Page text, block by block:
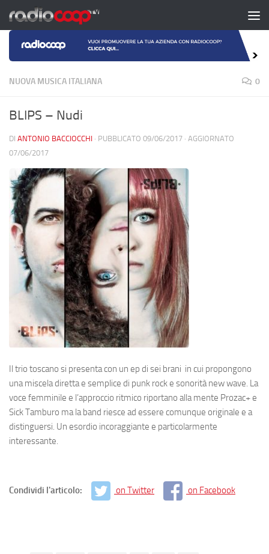
Salta al contenuto
NUOVA MUSICA ITALIANA 0
BLIPS – Nudi
DI ANTONIO BACCIOCCHI · PUBBLICATO 09/06/2017 · AGGIORNATO
07/06/2017
Il trio toscano si presenta con un ep di sei brani in cui propongono
una miscela diretta e semplice di punk rock e sonorità new wave. La
voce femminile e l’approccio ritmico riportano alla mente Prozac+ e
Sick Tamburo ma la band riesce ad essere comunque originale e a
distinguersi. Un esordio incoraggiante e particolarmente
interessante.
Condividi l'articolo: on Twitter on Facebook